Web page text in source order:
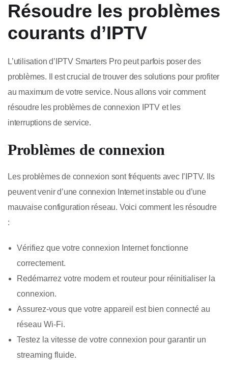
Résoudre les problèmes
courants d’IPTV
L’utilisation d’IPTV Smarters Pro peut parfois poser des
problèmes. Il est crucial de trouver des solutions pour profiter
au maximum de votre service. Nous allons voir comment
résoudre les problèmes de connexion IPTV et les
interruptions de service.
Problèmes de connexion
Les problèmes de connexion sont fréquents avec l’IPTV. Ils
peuvent venir d’une connexion Internet instable ou d’une
mauvaise configuration réseau. Voici comment les résoudre
:
Vérifiez que votre connexion Internet fonctionne
correctement.
Redémarrez votre modem et routeur pour réinitialiser la
connexion.
Assurez-vous que votre appareil est bien connecté au
réseau Wi-Fi.
Testez la vitesse de votre connexion pour garantir un
streaming fluide.